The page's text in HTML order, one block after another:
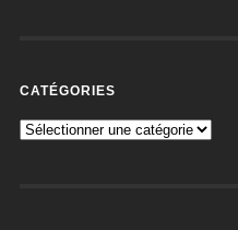
CATÉGORIES